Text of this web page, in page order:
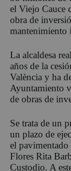
el Viejo Cauce
obra de
mantenimiento
La alcaldesa
años de la
València y ha
Ayuntamiento
de obras de
Se trata de un
un plazo de
el pavimentado
Flores Rita
Custodio. A